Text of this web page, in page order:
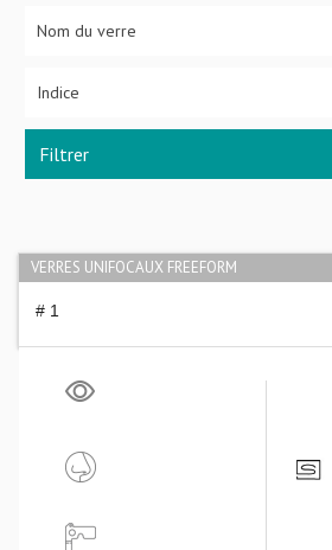
Filtrer
VERRES UNIFOCAUX FREEFORM
# 1